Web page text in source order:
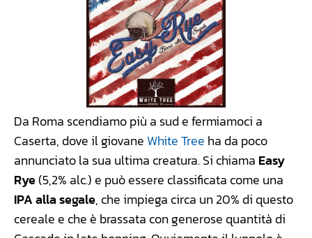
Da Roma scendiamo più a sud e fermiamoci a
Caserta, dove il giovane White Tree ha da poco
annunciato la sua ultima creatura. Si chiama Easy
Rye(5,2% alc.) e può essere classificata come una
IPA alla segale, che impiega circa un 20% di questo
cereale e che è brassata con generose quantità di